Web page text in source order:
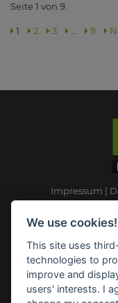
Seite 1 von 9.
1 2 3 … 9
Impressum
BBM
We use cookies!
This site uses
technologies to
improve and
users' interests. I